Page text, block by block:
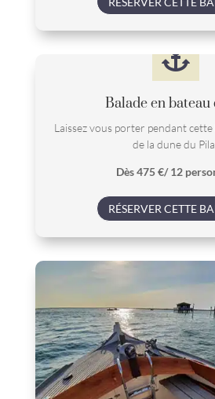

Balade en bateau
Laissez vous porter pendant
de la dune du
Dès 475 €/ 12
RÉSERVER CETTE